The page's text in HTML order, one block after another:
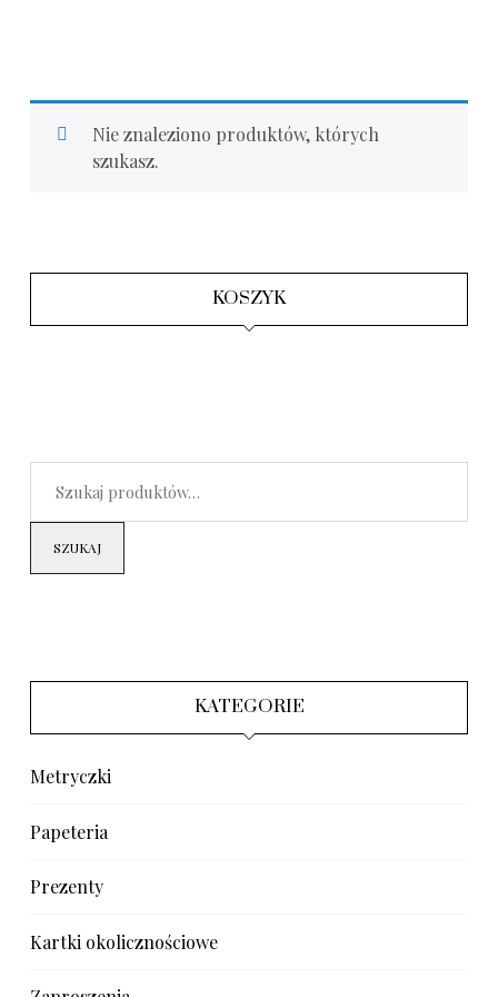
Nie znaleziono produktów, których
szukasz.
KOSZYK
SZUKAJ
KATEGORIE
Metryczki
Papeteria
Prezenty
Kartki okolicznościowe